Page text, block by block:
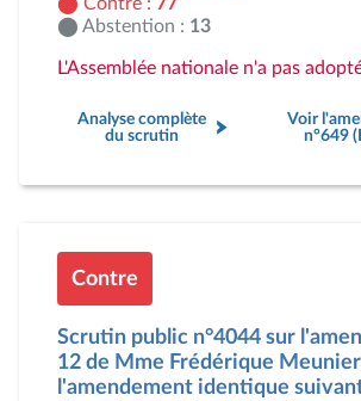
Abstention : 13
L'Assemblée nationale n'a pas
Analyse complète
du scrutin
Voir
n°649
Contre
Scrutin public n°4044 sur
12 de Mme Frédérique
l'amendement identique